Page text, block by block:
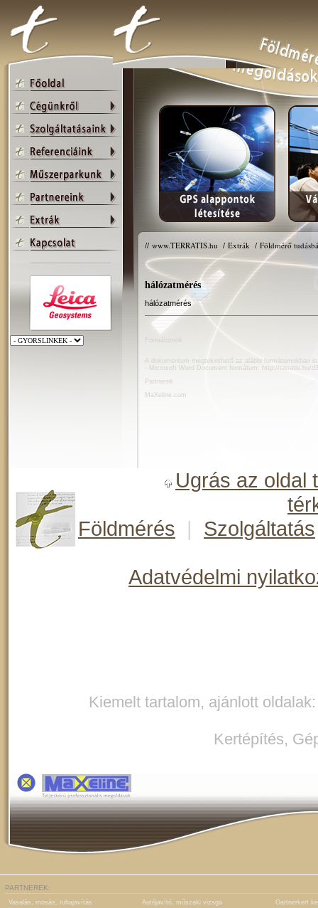
// www.TERRATIS.hu / Extrák / Földmérő
hálózatmérés
hálózatmérés
A dokumentum megtekinthető az alábbi formátumokban
- Microsoft Word Document formátum:
http://terratis.hu/
Partnerek
MaXeline.com
Ugrás az oldal
Földmérés
| Szolgáltatás
Adatvédelmi
Kiemelt tartalom, ajánlott
Kertépítés,
PARTNEREK:
Vasalás, mosás, ruhajavítás Autójavító, műszaki vizsga
Gartnerkert